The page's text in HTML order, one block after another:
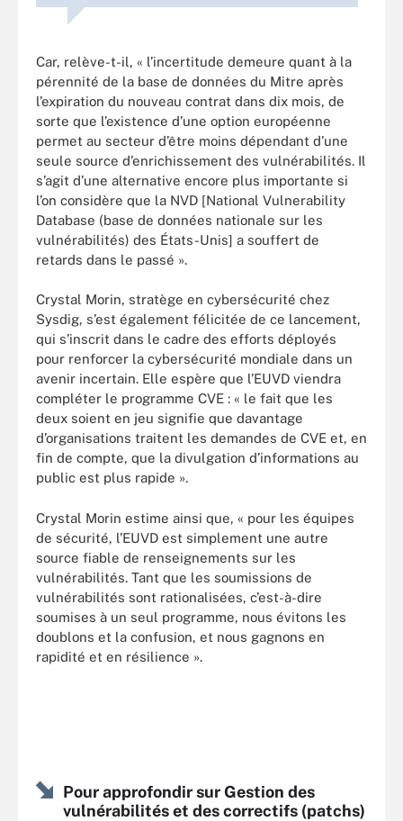
Car, relève-t-il, « l’incertitude demeure quant à la
pérennité de la base de données du Mitre après
l’expiration du nouveau contrat dans dix mois, de
sorte que l’existence d’une option européenne
permet au secteur d’être moins dépendant d’une
seule source d’enrichissement des vulnérabilités. Il
s’agit d’une alternative encore plus importante si
l’on considère que la NVD [National Vulnerability
Database (base de données nationale sur les
vulnérabilités) des États-Unis] a souffert de
retards dans le passé ».
Crystal Morin, stratège en cybersécurité chez
Sysdig, s’est également félicitée de ce lancement,
qui s’inscrit dans le cadre des efforts déployés
pour renforcer la cybersécurité mondiale dans un
avenir incertain. Elle espère que l’EUVD viendra
compléter le programme CVE : « le fait que les
deux soient en jeu signifie que davantage
d’organisations traitent les demandes de CVE et, en
fin de compte, que la divulgation d’informations au
public est plus rapide ».
Crystal Morin estime ainsi que, « pour les équipes
de sécurité, l’EUVD est simplement une autre
source fiable de renseignements sur les
vulnérabilités. Tant que les soumissions de
vulnérabilités sont rationalisées, c’est-à-dire
soumises à un seul programme, nous évitons les
doublons et la confusion, et nous gagnons en
rapidité et en résilience ».
Pour approfondir sur Gestion des
vulnérabilités et des correctifs (patchs)